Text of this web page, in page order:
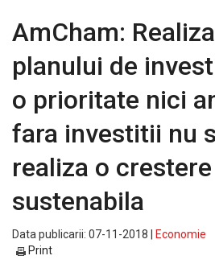
AmCham:
planului de
o prioritate nici
fara investitii nu
realiza o crestere
sustenabila
Data publicarii: 07-11-2018 |
Economie
Print